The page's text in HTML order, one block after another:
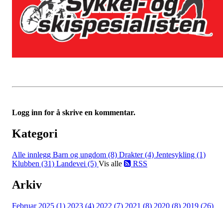
Logg inn for å skrive en kommentar.
Kategori
Alle innlegg Barn og ungdom (8) Drakter (4) Jentesykling (1)
Klubben (31) Landevei (5) Vis alle RSS
Arkiv
Februar 2025 (1) 2023 (4) 2022 (7) 2021 (8) 2020 (8) 2019 (26)